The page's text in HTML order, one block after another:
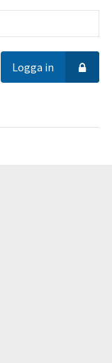
Logga in